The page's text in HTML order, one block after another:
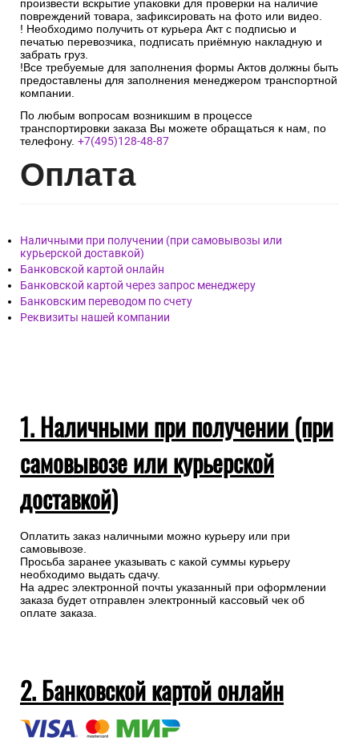
произвести вскрытие упаковки для проверки на наличие
повреждений товара, зафиксировать на фото или видео.
! Необходимо получить от курьера Акт с подписью и
печатью перевозчика, подписать приёмную накладную и
забрать груз.
!Все требуемые для заполнения формы Актов должны быть
предоставлены для заполнения менеджером транспортной
компании.
По любым вопросам возникшим в процессе
транспортировки заказа Вы можете обращаться к нам, по
телефону. +7(495)128-48-87
Оплата
Наличными при получении (при самовывозы или
курьерской доставкой)
Банковской картой онлайн
Банковской картой через запрос менеджеру
Банковским переводом по счету
Реквизиты нашей компании
1. Наличными при получении (при
самовывозе или курьерской
доставкой)
Оплатить заказ наличными можно курьеру или при
самовывозе.
Просьба заранее указывать с какой суммы курьеру
необходимо выдать сдачу.
На адрес электронной почты указанный при оформлении
заказа будет отправлен электронный кассовый чек об
оплате заказа.
2. Банковской картой онлайн